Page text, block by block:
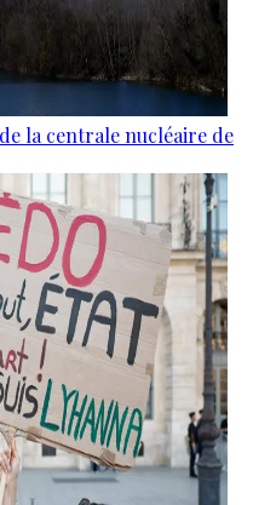
la centrale nucléaire de